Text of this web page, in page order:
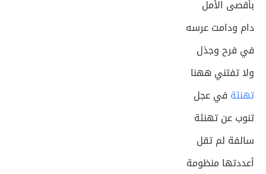
بأقصى الأمل
دام ودامت عرسه
في فرح وجذل
ولا تفتني ههنا
تهنئة في عجل
تنوب عن تهنئة
سالفة لم تقل
أعددتها منظومة